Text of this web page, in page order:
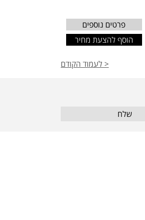
פרטים נוספים
הוסף להצעת מחיר
< לעמוד הקודם
שלח